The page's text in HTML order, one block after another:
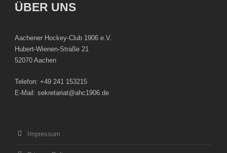
ÜBER UNS
Aachener Hockey-Club 1906 e.V.
Hubert-Wienen-Straße 21
52070 Aachen
Telefon: +49 241 153215
E-Mail: sekretariat@ahc1906.de
Impressum